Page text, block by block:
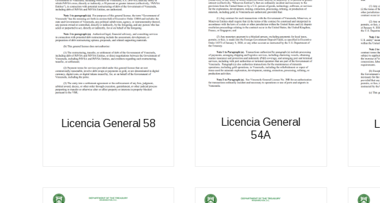
Licencia General 58
Licencia General
54A